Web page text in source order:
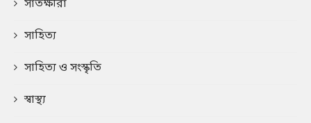
সাতক্ষীরা
সাহিত্য
সাহিত্য ও সংস্কৃতি
স্বাস্থ্য